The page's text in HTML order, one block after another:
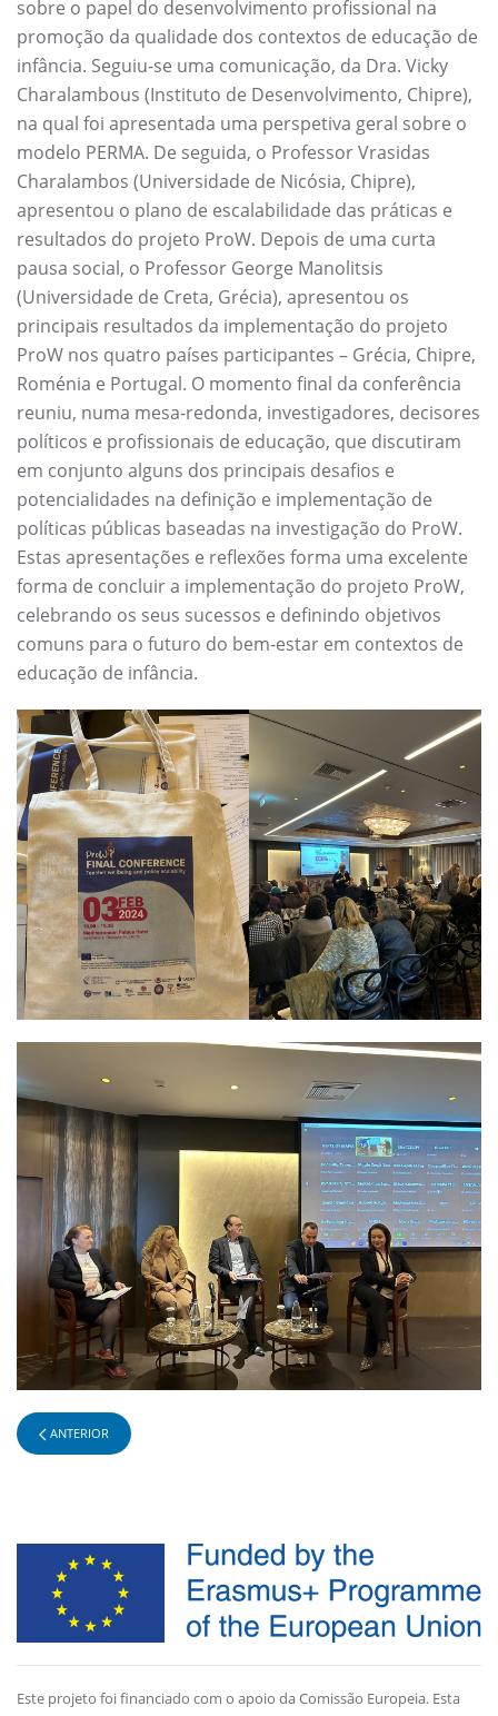
sobre o papel do desenvolvimento profissional na
promoção da qualidade dos contextos de educação de
infância. Seguiu-se uma comunicação, da Dra. Vicky
Charalambous (Instituto de Desenvolvimento, Chipre),
na qual foi apresentada uma perspetiva geral sobre o
modelo PERMA. De seguida, o Professor Vrasidas
Charalambos (Universidade de Nicósia, Chipre),
apresentou o plano de escalabilidade das práticas e
resultados do projeto ProW. Depois de uma curta
pausa social, o Professor George Manolitsis
(Universidade de Creta, Grécia), apresentou os
principais resultados da implementação do projeto
ProW nos quatro países participantes – Grécia, Chipre,
Roménia e Portugal. O momento final da conferência
reuniu, numa mesa-redonda, investigadores, decisores
políticos e profissionais de educação, que discutiram
em conjunto alguns dos principais desafios e
potencialidades na definição e implementação de
políticas públicas baseadas na investigação do ProW.
Estas apresentações e reflexões forma uma excelente
forma de concluir a implementação do projeto ProW,
celebrando os seus sucessos e definindo objetivos
comuns para o futuro do bem-estar em contextos de
educação de infância.
ANTERIOR
Este projeto foi financiado com o apoio da Comissão Europeia. Esta